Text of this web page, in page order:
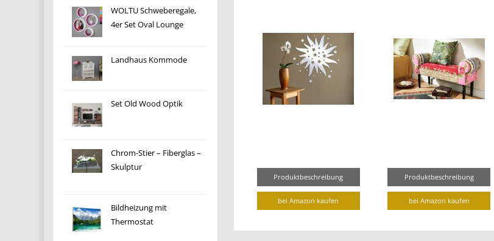
WOLTU Schweberegale,
4er Set Oval Lounge
Landhaus Kommode
Set Old Wood Optik
Chrom-Stier – Fiberglas –
Skulptur
Bildheizung mit
Thermostat
Produktbeschreibung
bei Amazon kaufen
Produktbeschreibung
bei Amazon kaufen